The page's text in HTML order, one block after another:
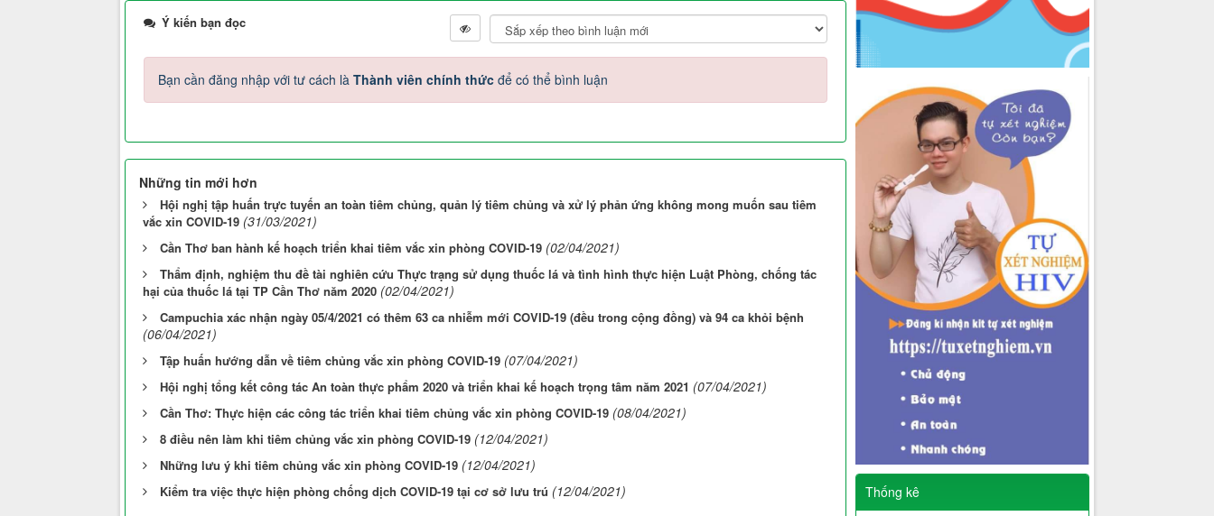
Ý kiến bạn đọc
Bạn cần đăng nhập với tư cách là Thành viên chính thức để có thể bình luận
Những tin mới hơn
Hội nghị tập huấn trực tuyến an toàn tiêm chủng, quản lý tiêm chủng và xử lý phản ứng không mong muốn sau tiêm
vắc xin COVID-19 (31/03/2021)
Cần Thơ ban hành kế hoạch triển khai tiêm vắc xin phòng COVID-19 (02/04/2021)
Thẩm định, nghiệm thu đề tài nghiên cứu Thực trạng sử dụng thuốc lá và tình hình thực hiện Luật Phòng, chống tác
hại của thuốc lá tại TP Cần Thơ năm 2020 (02/04/2021)
Campuchia xác nhận ngày 05/4/2021 có thêm 63 ca nhiễm mới COVID-19 (đều trong cộng đồng) và 94 ca khỏi bệnh
(06/04/2021)
Tập huấn hướng dẫn về tiêm chủng vắc xin phòng COVID-19 (07/04/2021)
Hội nghị tổng kết công tác An toàn thực phẩm 2020 và triển khai kế hoạch trọng tâm năm 2021 (07/04/2021)
Cần Thơ: Thực hiện các công tác triển khai tiêm chủng vắc xin phòng COVID-19 (08/04/2021)
8 điều nên làm khi tiêm chủng vắc xin phòng COVID-19 (12/04/2021)
Những lưu ý khi tiêm chủng vắc xin phòng COVID-19 (12/04/2021)
Kiểm tra việc thực hiện phòng chống dịch COVID-19 tại cơ sở lưu trú (12/04/2021)
Thống kê